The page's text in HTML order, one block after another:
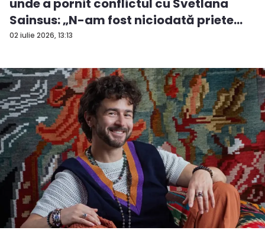
02 iulie 2026, 13:13
unde a pornit conflictul cu Svetlana
Sainsus: „N-am fost niciodată priete...